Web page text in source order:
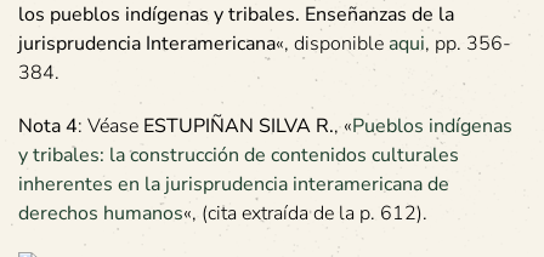
los pueblos indígenas y tribales. Enseñanzas de la
jurisprudencia Interamericana«, disponible aqui, pp. 356-
384.
Nota 4: Véase ESTUPIÑAN SILVA R., «Pueblos indígenas
y tribales: la construcción de contenidos culturales
inherentes en la jurisprudencia interamericana de
derechos humanos«, (cita extraída de la p. 612).